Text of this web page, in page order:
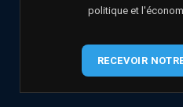
politique et
RECEVOIR